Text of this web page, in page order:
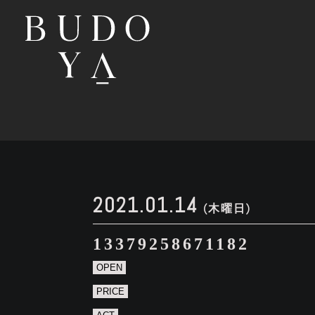
2021.01.14 (木曜日)
13379258671182
OPEN
PRICE